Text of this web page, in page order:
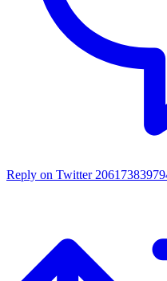
Reply on Twitter